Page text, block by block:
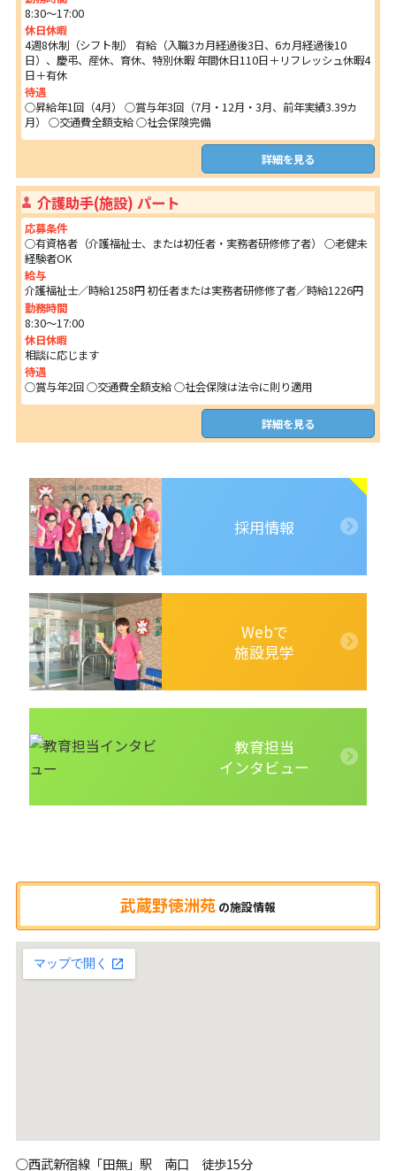
8:30～17:00
休日休暇
4週8休制（シフト制） 有給（入職3カ月経過後3日、6カ月経過後10
日）、慶弔、産休、育休、特別休暇 年間休日110日＋リフレッシュ休暇4
日＋有休
待遇
○昇給年1回（4月） ○賞与年3回（7月・12月・3月、前年実績3.39カ
月） ○交通費全額支給 ○社会保険完備
詳細を見る
介護助手(施設) パート
応募条件
○有資格者（介護福祉士、または初任者・実務者研修修了者） ○老健未
経験者OK
給与
介護福祉士／時給1258円 初任者または実務者研修修了者／時給1226円
勤務時間
8:30～17:00
休日休暇
相談に応じます
待遇
○賞与年2回 ○交通費全額支給 ○社会保険は法令に則り適用
詳細を見る
採用情報
Webで
施設見学
教育担当
インタビュー
武蔵野徳洲苑 の施設情報
○西武新宿線「田無」駅 南口 徒歩15分